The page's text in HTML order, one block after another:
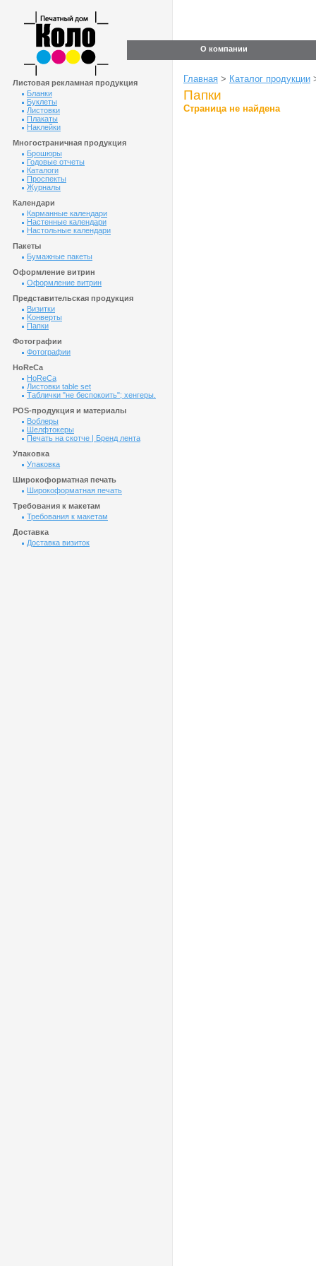
О компании
Листовая рекламная продукция
Бланки
Буклеты
Листовки
Плакаты
Наклейки
Многостраничная продукция
Брошюры
Годовые отчеты
Каталоги
Проспекты
Журналы
Календари
Карманные календари
Настенные календари
Настольные календари
Пакеты
Бумажные пакеты
Оформление витрин
Оформление витрин
Представительская продукция
Визитки
Kонверты
Папки
Фотографии
Фотографии
HoReCa
HoReCa
Листовки table set
Таблички "не беспокоить"; хенгеры.
POS-продукция и материалы
Воблеры
Шелфтокеры
Печать на скотче | Бренд лента
Упаковка
Упаковка
Широкоформатная печать
Широкоформатная печать
Требования к макетам
Требования к макетам
Доставка
Доставка визиток
Главная > Каталог продукции
Папки
Страница не найдена